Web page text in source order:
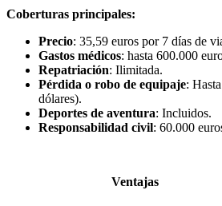
Coberturas principales:
Precio: 35,59 euros por 7 días de
Gastos médicos: hasta 600.000
Repatriación: Ilimitada.
Pérdida o robo de equipaje:
dólares).
Deportes de aventura: Incluidos.
Responsabilidad civil: 60.000
Ventajas